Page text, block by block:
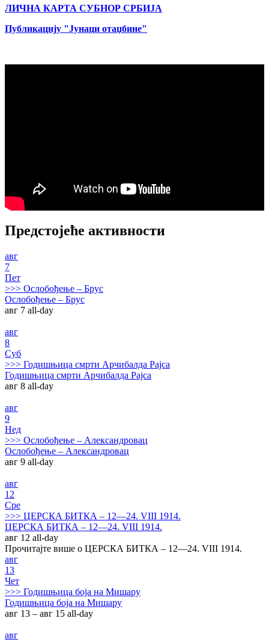
ЛИЧНА КАРТА СУБНОР СРБИЈА
Публикацију "Јунаци отаџбине"
Предстојеће активности
авг
7
Пет
>>> Ослобођење – Брус
Ослобођење – Брус
авг 7 all-day
авг
8
Суб
>>> Годишњица смрти Арчибалда Рајса
Годишњица смрти Арчибалда Рајса
авг 8 all-day
авг
9
Нед
>>> Ослобођење – Александровац
Ослобођење – Александровац
авг 9 all-day
авг
12
Сре
>>> ЦЕРСКА БИТКА – 12—24. VIII 1914.
ЦЕРСКА БИТКА – 12—24. VIII 1914.
авг 12 all-day
Прочитајте више о ЦЕРСКА БИТКА – 12—24. VIII 1914.
авг
13
Чет
>>> Годишњица боја на Мишару
Годишњица боја на Мишару
авг 13 – авг 15 all-day
авг